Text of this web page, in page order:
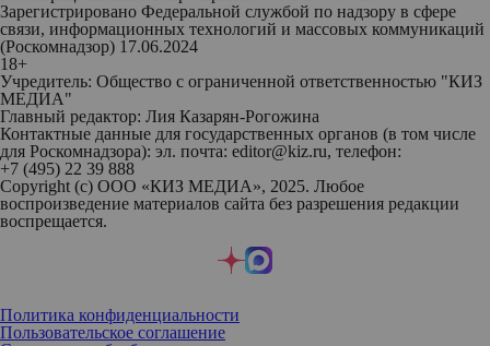
Зарегистрировано Федеральной службой по надзору в сфере
связи, информационных технологий и массовых коммуникаций
(Роскомнадзор) 17.06.2024
18+
Учредитель: Общество с ограниченной ответственностью "КИЗ
МЕДИА"
Главный редактор: Лия Казарян-Рогожина
Контактные данные для государственных органов (в том числе
для Роскомнадзора): эл. почта: editor@kiz.ru, телефон:
+7 (495) 22 39 888
Copyright (с) ООО «КИЗ МЕДИА», 2025. Любое
воспроизведение материалов сайта без разрешения редакции
воспрещается.
Политика конфиденциальности
Пользовательское соглашение